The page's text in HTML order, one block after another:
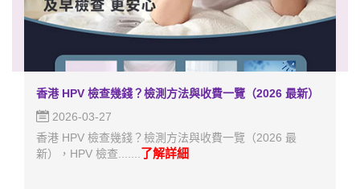
香港 HPV 檢查幾錢？檢測方法與收費一覽（2026 最新）
2026-03-27
香港 HPV 檢查幾錢？檢測方法與收費一覽（2026 最
新），HPV 檢查....... 了解詳細